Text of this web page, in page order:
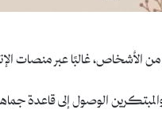
الأشخاص، غالبًا عبر منصات
الوصول إلى قاعدة